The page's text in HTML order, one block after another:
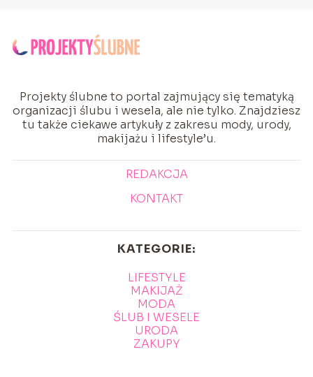
Projekty ślubne to portal zajmujący się tematyką
organizacji ślubu i wesela, ale nie tylko. Znajdziesz
tu także ciekawe artykuły z zakresu mody, urody,
makijażu i lifestyle’u.
REDAKCJA
KONTAKT
KATEGORIE:
LIFESTYLE
MAKIJAŻ
MODA
ŚLUB I WESELE
URODA
ZAKUPY